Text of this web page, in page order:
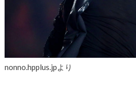
nonno.hpplus.jpより